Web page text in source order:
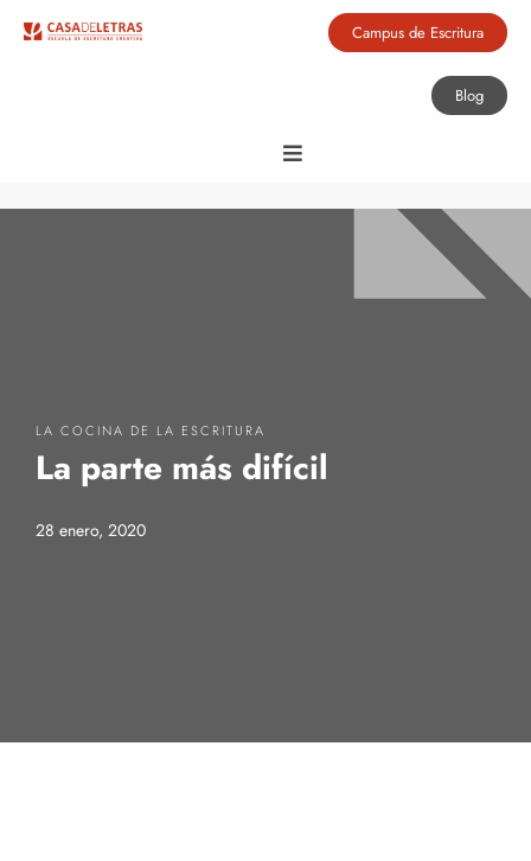
Campus de Escritura
Blog
LA COCINA DE LA ESCRITURA
La parte más difícil
28 enero, 2020